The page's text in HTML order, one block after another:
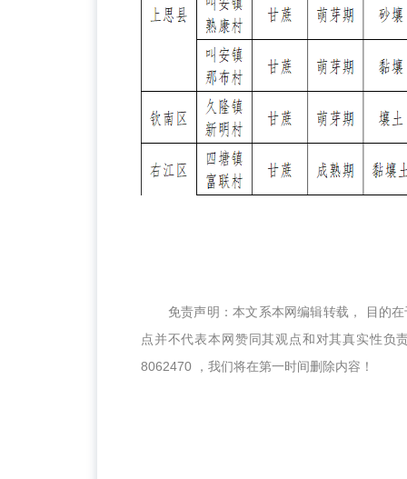
免责声明：本文系本网编辑转载， 目的
点并不代表本网赞同其观点和对其真实性负
8062470 ，我们将在第一时间删除内容！